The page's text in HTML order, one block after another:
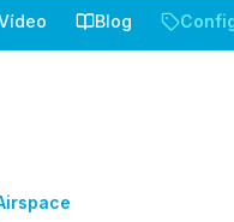
Blog